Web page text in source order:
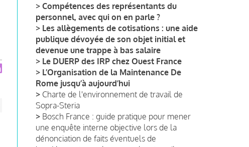
> Compétences des représentants du
personnel, avec qui on en parle ?
> Les allègements de cotisations : une aide
publique dévoyée de son objet initial et
devenue une trappe à bas salaire
> Le DUERP des IRP chez Ouest France
> L’Organisation de la Maintenance De
Rome jusqu’à aujourd’hui
> Charte de l'environnement de travail de
Sopra-Steria
> Bosch France : guide pratique pour mener
une enquête interne objective lors de la
dénonciation de faits éventuels de